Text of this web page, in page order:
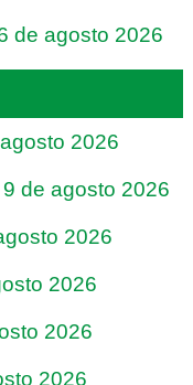
de agosto 2026
2026
de agosto 2026
2026
2026
2026
2026